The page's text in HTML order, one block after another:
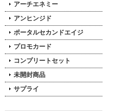
アーチエネミー
アンヒンジド
ポータルセカンドエイジ
プロモカード
コンプリートセット
未開封商品
サプライ